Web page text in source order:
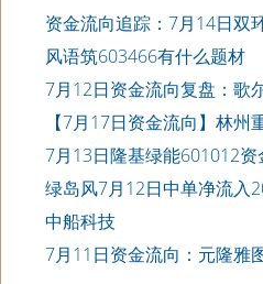
资金流向追踪：7月14日双
览表
风语筑603466有什么题材
7月12日资金流向复盘：歌
【7月17日资金流向】林州
表7月13日隆基绿能601012
绿岛风7月12日中单净流入
中船科技
7月11日资金流向：元隆雅